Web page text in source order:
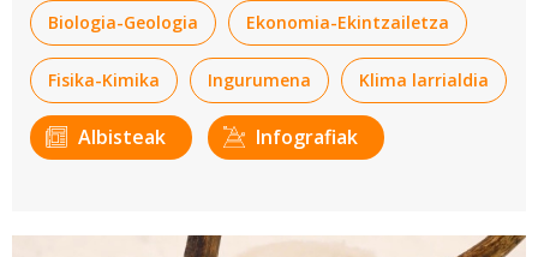
Biologia-Geologia Ekonomia-Ekintzailetza
Fisika-Kimika Ingurumena Klima larrialdia
Albisteak Infografiak